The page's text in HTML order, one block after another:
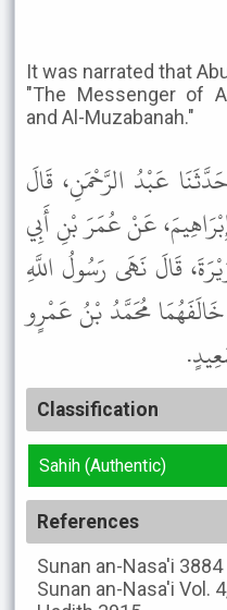
It was narrated that
"The Messenger of
and Al-Muzabanah."
عَبْدُ الرَّحْمَنِ، قَالَ
عَنْ عُمَرَ بْنِ أَبِي
قَالَ نَهَى رَسُولُ اللَّهِ
مُحَمَّدُ بْنُ عَمْرٍو
Classification
Sahih (Authentic)
References
Sunan an-Nasa'i 3884
Sunan an-Nasa'i Vol.